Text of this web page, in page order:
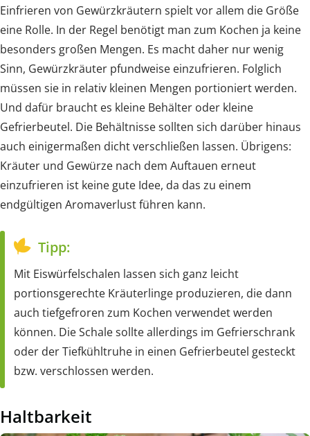
Einfrieren von Gewürzkräutern spielt vor allem die Größe
eine Rolle. In der Regel benötigt man zum Kochen ja keine
besonders großen Mengen. Es macht daher nur wenig
Sinn, Gewürzkräuter pfundweise einzufrieren. Folglich
müssen sie in relativ kleinen Mengen portioniert werden.
Und dafür braucht es kleine Behälter oder kleine
Gefrierbeutel. Die Behältnisse sollten sich darüber hinaus
auch einigermaßen dicht verschließen lassen. Übrigens:
Kräuter und Gewürze nach dem Auftauen erneut
einzufrieren ist keine gute Idee, da das zu einem
endgültigen Aromaverlust führen kann.
Tipp:
Mit Eiswürfelschalen lassen sich ganz leicht
portionsgerechte Kräuterlinge produzieren, die dann
auch tiefgefroren zum Kochen verwendet werden
können. Die Schale sollte allerdings im Gefrierschrank
oder der Tiefkühltruhe in einen Gefrierbeutel gesteckt
bzw. verschlossen werden.
Haltbarkeit